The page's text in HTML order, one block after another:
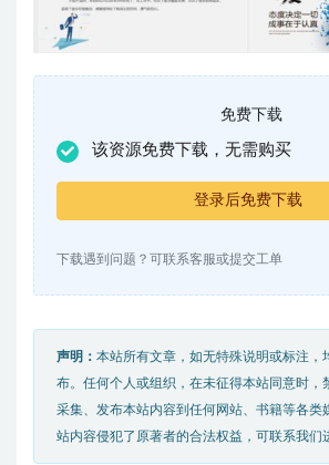
免费下载
该资源免费下载，无需购买
登录后免费下载
下载遇到问题？可联系客服或提交工单
声明： 本站所有文章，如无特殊说明或标注，
布。任何个人或组织，在未征得本站同意时，
采集、发布本站内容到任何网站、书籍等各类
站内容侵犯了原著者的合法权益，可联系我们